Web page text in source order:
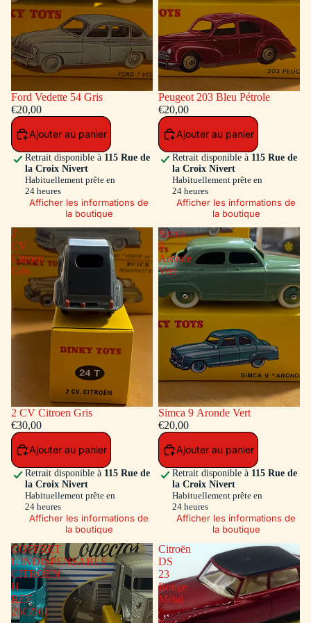
Ford Vedette 54 Gris
€20,00
Ajouter au panier
Retrait disponible à 115 Rue de
la Croix Nivert
Habituellement prête en
24 heures
Afficher les informations de
la boutique
Peugeot 203 Bleu Pétrole
€20,00
Ajouter au panier
Retrait disponible à 115 Rue de
la Croix Nivert
Habituellement prête en
24 heures
Afficher les informations de
la boutique
2
CV
Citroen
Gris
2 CV Citroen Gris
€30,00
Ajouter au panier
Retrait disponible à 115 Rue de
la Croix Nivert
Habituellement prête en
24 heures
Afficher les informations de
la boutique
Simca
9
Aronde
Vert
Simca 9 Aronde Vert
€20,00
Ajouter au panier
Retrait disponible à 115 Rue de
la Croix Nivert
Habituellement prête en
24 heures
Afficher les informations de
la boutique
COFFRET
L'INDISPENSABLE
CITROEN
H
REF
25C/561
Citroën
DS
23
Rouge
Métal
/